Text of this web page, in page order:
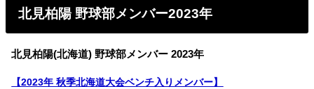
北見柏陽 野球部メンバー2023年
北見柏陽(北海道) 野球部メンバー 2023年
【2023年 秋季北海道大会ベンチ入りメンバー】